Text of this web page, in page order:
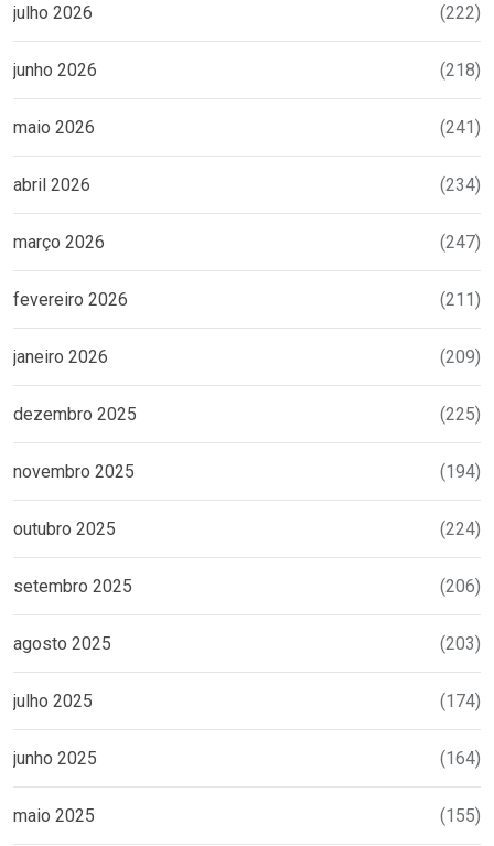
julho 2026 (222)
junho 2026 (218)
maio 2026 (241)
abril 2026 (234)
março 2026 (247)
fevereiro 2026 (211)
janeiro 2026 (209)
dezembro 2025 (225)
novembro 2025 (194)
outubro 2025 (224)
setembro 2025 (206)
agosto 2025 (203)
julho 2025 (174)
junho 2025 (164)
maio 2025 (155)